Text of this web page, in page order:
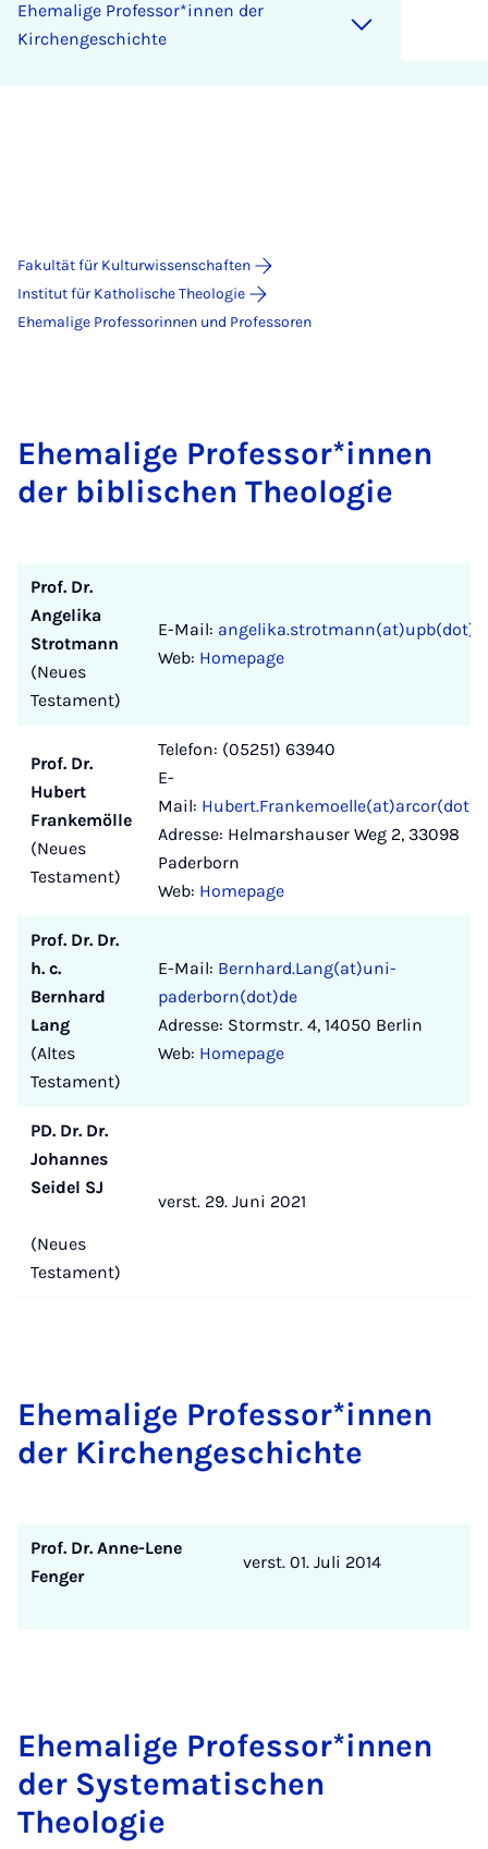
Ehemalige Professor*innen der
Kirchengeschichte
Fakultät für Kulturwissenschaften
Institut für Katholische Theologie
Ehemalige Professorinnen und Professoren
Ehemalige Professor*innen
der biblischen Theologie
Prof. Dr.
Angelika
Strotmann
(Neues
Testament)
E-Mail:
Web: Homepage
Prof. Dr.
Hubert
Frankemölle
(Neues
Testament)
Telefon: (05251) 63940
E-
Mail:
Adresse: Helmarshauser Weg 2, 33098
Paderborn
Web: Homepage
Prof. Dr. Dr.
h. c.
Bernhard
Lang
(Altes
Testament)
E-Mail: Bernhard.Lang(at)uni-
paderborn(dot)de
Adresse: Stormstr. 4, 14050 Berlin
Web: Homepage
PD. Dr. Dr.
Johannes
Seidel SJ
(Neues
Testament)
verst. 29. Juni 2021
Ehemalige Professor*innen
der Kirchengeschichte
Prof. Dr. Anne-Lene
Fenger
verst. 01. Juli 2014
Ehemalige Professor*innen
der Systematischen
Theologie